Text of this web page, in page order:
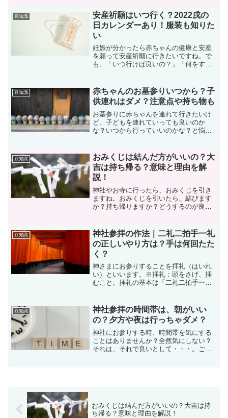
の一人です。「出かけるときは忘れず
に！」と、御朱印帳を持ち歩...
豆知識
安産祈願はいつ行く？2022戌の
日カレンダーあり！服装も知りた
い
妊娠が分かったら赤ちゃんの健康と安産
を願って安産祈願に行きたいですね。で
も、「いつ行けば良いの？」「何をする
腹帯はどうする？」と、色々な疑問を解
消しましょう！
豆知識
赤ちゃんのお墓参りいつから？子
供連れはダメ？注意点や持ち物も
お墓参りに赤ちゃんを連れて行きたいけ
ど、子どもを連れていっても良いのか
な？いつから行っていいのかな？と悩む
詳しくご紹介しますね。
豆知識
おみくじは結んだ方がいいの？大
吉は持ち帰る？意味と理由を解
説！
神社やお寺に行ったら、おみくじを引き
ますね。おみくじを引いたら、結びます
か？持ち帰りますか？どうするのが良い
ね。
豆知識
神社参拝の作法｜二礼二拍手一礼
の正しいやり方は？手は何回たた
く？
神さまにお参りすることを拝礼（はいれ
い）といいます。※拝礼：頭をさげ、拝
むこと。拝礼の基本は「二礼二拍手一礼
との距離が、今まで以上に近くなります
よ！ご参考にしてくだ...
豆知識
神社参拝の時間帯は、朝がいい
の？夕方や夜は行っちゃダメ？
神社にお参りする時、時間帯を気にする
ことはありませんか？全然気にしない？
それは、それで良いとして・・・。ご利
おみくじは結んだ方がいいの？大吉は持
ち帰る？意味と理由を解説！